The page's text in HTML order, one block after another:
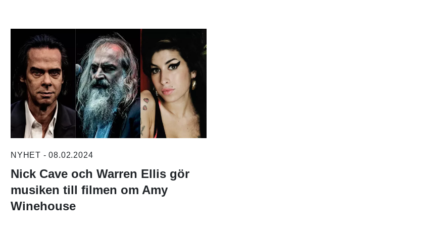
NYHET - 08.02.2024
Nick Cave och Warren Ellis gör
musiken till filmen om Amy
Winehouse